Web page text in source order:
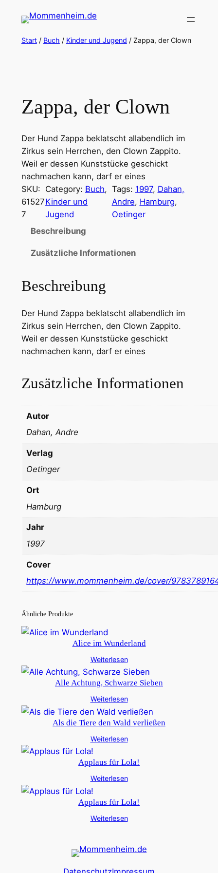
Inhalt
springen
Start/ Buch / Kinder und Jugend / Zappa, der Clown
Zappa, der Clown
Der Hund Zappa beklatscht allabendlich im
Zirkus sein Herrchen, den Clown Zappito.
Weil er dessen Kunststücke geschickt
nachmachen kann, darf er eines
SKU:
61527
7
Category: Buch
Kinder und
Jugend
Tags: 1997, Dahan,
Andre, Hamburg
Oetinger
Beschreibung
Zusätzliche Informationen
Beschreibung
Der Hund Zappa beklatscht allabendlich im
Zirkus sein Herrchen, den Clown Zappito.
Weil er dessen Kunststücke geschickt
nachmachen kann, darf er eines
Zusätzliche Informationen
Autor
Dahan, Andre
Verlag
Oetinger
Ort
Hamburg
Jahr
1997
Cover
https://www.mommenheim.de/cover/
Ähnliche Produkte
Alice im Wunderland
Weiterlesen
Alle Achtung, Schwarze Sieben
Weiterlesen
Als die Tiere den Wald verließen
Weiterlesen
Applaus für Lola!
Weiterlesen
Applaus für Lola!
Weiterlesen